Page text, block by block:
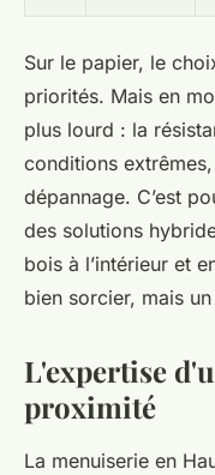
Sur le papier, le
priorités. Mais en
plus lourd : la
conditions
dépannage. C’est
des solutions
bois à l’intérieur et
bien sorcier, mais
L'expertise
proximité
La menuiserie en